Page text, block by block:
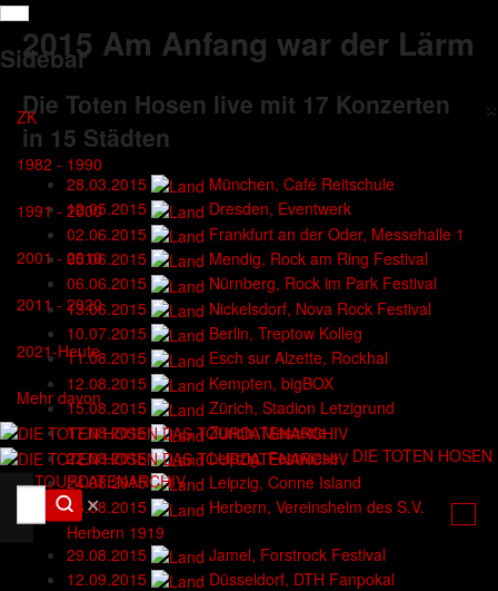
Sidebar
×
ZK
1982 - 1990
1991 - 2000
2001 - 2010
2011 - 2020
2021-Heute
Mehr davon
DIE TOTEN HOSEN
DAS TOURDATENARCHIV
✕
2015 Am Anfang war der Lärm
Die Toten Hosen live mit 17 Konzerten
in 15 Städten
28.03.2015
München, Café Reitschule
12.05.2015
Dresden, Eventwerk
02.06.2015
Frankfurt an der Oder, Messehalle 1
05.06.2015
Mendig, Rock am Ring Festival
06.06.2015
Nürnberg, Rock im Park Festival
13.06.2015
Nickelsdorf, Nova Rock Festival
10.07.2015
Berlin, Treptow Kolleg
11.08.2015
Esch sur Alzette, Rockhal
12.08.2015
Kempten, bigBOX
15.08.2015
Zürich, Stadion Letzigrund
17.08.2015
Zürich, Mascotte
22.08.2015
Leipzig, Festwiese
24.08.2015
Leipzig, Conne Island
26.08.2015
Herbern, Vereinsheim des S.V.
Herbern 1919
29.08.2015
Jamel, Forstrock Festival
12.09.2015
Düsseldorf, DTH Fanpokal